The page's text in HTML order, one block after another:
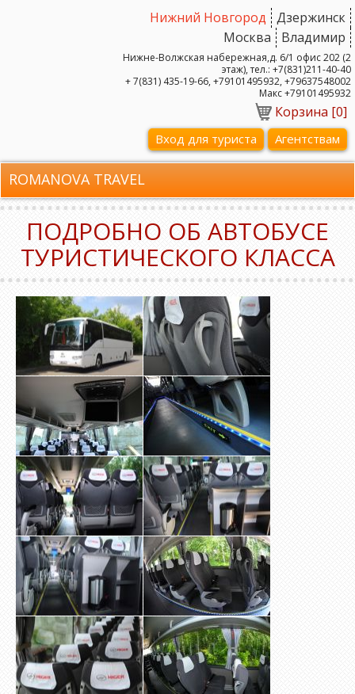
Дзержинск
Нижний Новгород
Владимир
Москва
Нижне-Волжская набережная,д. 6/1 офис 202 (2
этаж), тел.: +7(831)211-40-40
+ 7(831) 435-19-66, +79101495932, +79637548002
Макс +79101495932
Корзина [0]
Вход для туриста Агентствам
ROMANOVA TRAVEL
ПОДРОБНО ОБ АВТОБУСЕ
ТУРИСТИЧЕСКОГО КЛАССА